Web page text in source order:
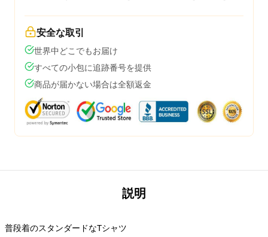
安全な取引
世界中どこでもお届け
すべての小包に追跡番号を提供
商品が届かない場合は全額返金
説明
普段着のスタンダードなTシャツ